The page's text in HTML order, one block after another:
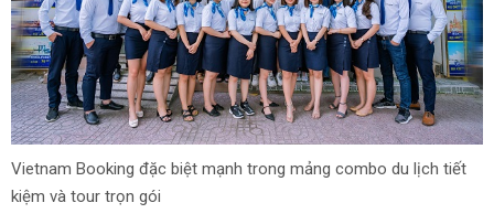
Vietnam Booking đặc biệt mạnh trong mảng combo du lịch tiết
kiệm và tour trọn gói